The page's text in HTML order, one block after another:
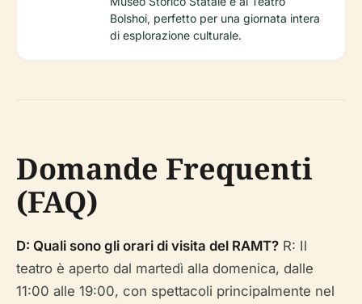
Bolshoi, perfetto per una giornata intera
di esplorazione culturale.
Domande Frequenti
(FAQ)
D: Quali sono gli orari di visita del RAMT? R: Il
teatro è aperto dal martedì alla domenica, dalle
11:00 alle 19:00, con spettacoli principalmente nel